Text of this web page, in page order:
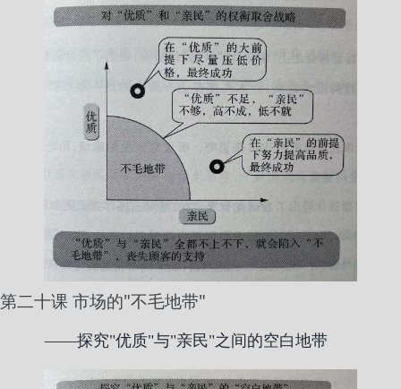
第二十课 市场的"不毛地带"
——探究"优质"与"亲民"之间的空白地带